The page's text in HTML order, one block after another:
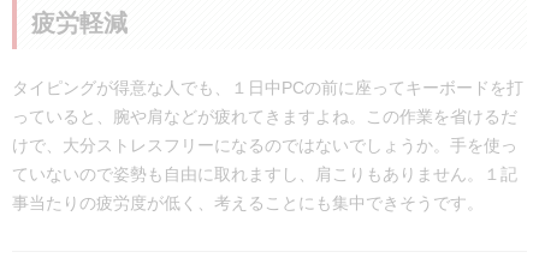
疲労軽減
タイピングが得意な人でも、１日中PCの前に座ってキーボードを打
っていると、腕や肩などが疲れてきますよね。この作業を省けるだ
けで、大分ストレスフリーになるのではないでしょうか。手を使っ
ていないので姿勢も自由に取れますし、肩こりもありません。１記
事当たりの疲労度が低く、考えることにも集中できそうです。